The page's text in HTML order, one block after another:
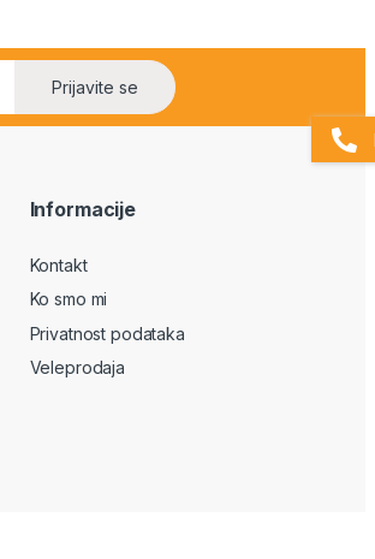
Prijavite se
Informacije
Kontakt
Ko smo mi
Privatnost podataka
Veleprodaja